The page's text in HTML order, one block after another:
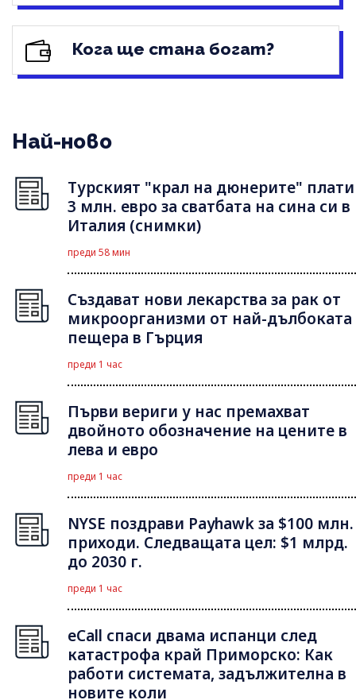
Кога ще стана богат?
Най-ново
Турският "крал на дюнерите" плати
3 млн. евро за сватбата на сина си в
Италия (снимки)
преди 58 мин
Създават нови лекарства за рак от
микроорганизми от най-дълбоката
пещера в Гърция
преди 1 час
Първи вериги у нас премахват
двойното обозначение на цените в
лева и евро
преди 1 час
NYSE поздрави Payhawk за $100 млн.
приходи. Следващата цел: $1 млрд.
до 2030 г.
преди 1 час
eCall спаси двама испанци след
катастрофа край Приморско: Как
работи системата, задължителна в
новите коли